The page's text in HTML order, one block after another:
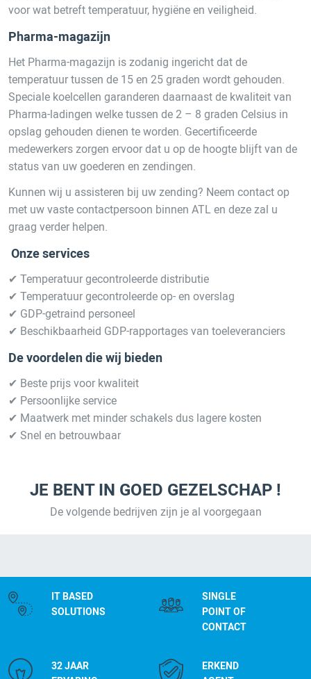
voor wat betreft temperatuur, hygiëne en veiligheid.
Pharma-magazijn
Het Pharma-magazijn is zodanig ingericht dat de
temperatuur tussen de 15 en 25 graden wordt gehouden.
Speciale koelcellen garanderen daarnaast de kwaliteit van
Pharma-ladingen welke tussen de 2 – 8 graden Celsius in
opslag gehouden dienen te worden. Gecertificeerde
medewerkers zorgen ervoor dat u op de hoogte blijft van de
status van uw goederen en zendingen.
Kunnen wij u assisteren bij uw zending? Neem contact op
met uw vaste contactpersoon binnen ATL en deze zal u
graag verder helpen.
Onze services
✔ Temperatuur gecontroleerde distributie
✔ Temperatuur gecontroleerde op- en overslag
✔ GDP-getraind personeel
✔ Beschikbaarheid GDP-rapportages van toeleveranciers
De voordelen die wij bieden
✔ Beste prijs voor kwaliteit
✔ Persoonlijke service
✔ Maatwerk met minder schakels dus lagere kosten
✔ Snel en betrouwbaar
JE BENT IN GOED GEZELSCHAP !
De volgende bedrijven zijn je al voorgegaan
IT BASED
SOLUTIONS
SINGLE
POINT OF
CONTACT
32 JAAR
ERKEND